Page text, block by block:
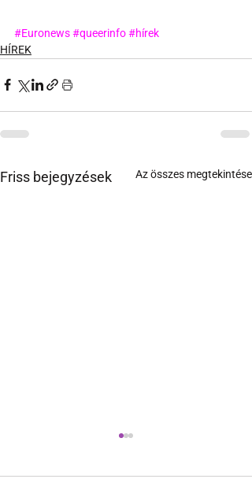
#Euronews#queerinfo#hírek
HÍREK
Friss bejegyzések Az összes megtekintése